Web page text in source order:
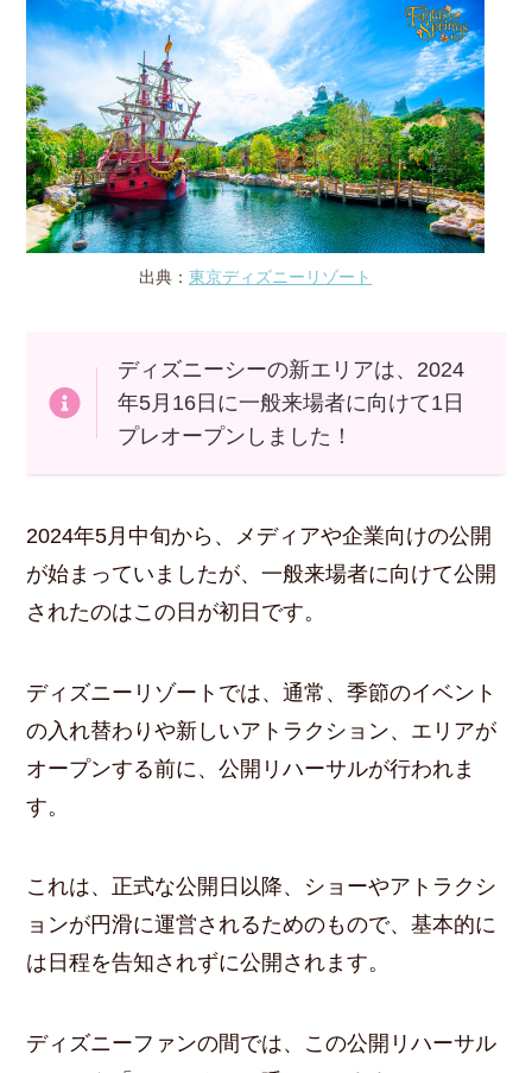
出典：東京ディズニーリゾート
ディズニーシーの新エリアは、2024
年5月16日に一般来場者に向けて1日
プレオープンしました！
2024年5月中旬から、メディアや企業向けの公開
が始まっていましたが、一般来場者に向けて公開
されたのはこの日が初日です。
ディズニーリゾートでは、通常、季節のイベント
の入れ替わりや新しいアトラクション、エリアが
オープンする前に、公開リハーサルが行われま
す。
これは、正式な公開日以降、ショーやアトラクシ
ョンが円滑に運営されるためのもので、基本的に
は日程を告知されずに公開されます。
ディズニーファンの間では、この公開リハーサル